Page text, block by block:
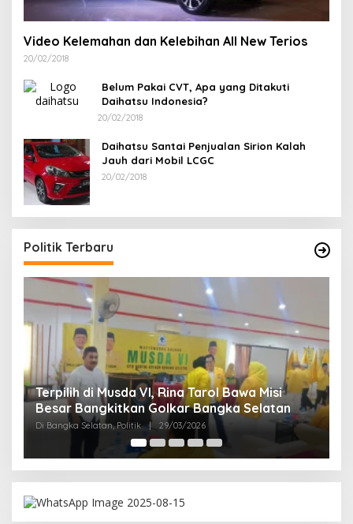
Video Kelemahan dan Kelebihan All New Terios
20/02/2018
Belum Pakai CVT, Apa yang Ditakuti
Daihatsu Indonesia?
20/02/2018
Daihatsu Santai Penjualan Sirion Kalah
Jauh dari Mobil LCGC
20/02/2018
Politik Terbaru
Misi
Selatan
PDI Perjuangan Bagikan Takjil